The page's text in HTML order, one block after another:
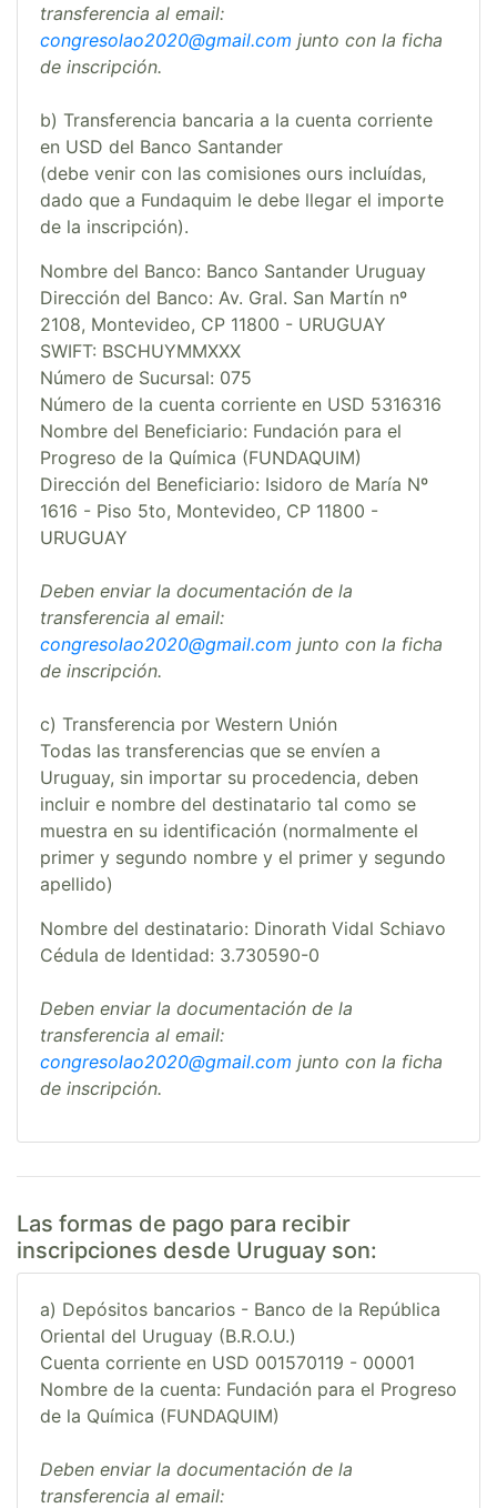
transferencia al email:
congresolao2020@gmail.com junto con la ficha
de inscripción.
b) Transferencia bancaria a la cuenta corriente
en USD del Banco Santander
(debe venir con las comisiones ours incluídas,
dado que a Fundaquim le debe llegar el importe
de la inscripción).
Nombre del Banco: Banco Santander Uruguay
Dirección del Banco: Av. Gral. San Martín nº
2108, Montevideo, CP 11800 - URUGUAY
SWIFT: BSCHUYMMXXX
Número de Sucursal: 075
Número de la cuenta corriente en USD 5316316
Nombre del Beneficiario: Fundación para el
Progreso de la Química (FUNDAQUIM)
Dirección del Beneficiario: Isidoro de María Nº
1616 - Piso 5to, Montevideo, CP 11800 -
URUGUAY
Deben enviar la documentación de la
transferencia al email:
congresolao2020@gmail.com junto con la ficha
de inscripción.
c) Transferencia por Western Unión
Todas las transferencias que se envíen a
Uruguay, sin importar su procedencia, deben
incluir e nombre del destinatario tal como se
muestra en su identificación (normalmente el
primer y segundo nombre y el primer y segundo
apellido)
Nombre del destinatario: Dinorath Vidal Schiavo
Cédula de Identidad: 3.730590-0
Deben enviar la documentación de la
transferencia al email:
congresolao2020@gmail.com junto con la ficha
de inscripción.
Las formas de pago para recibir
inscripciones desde Uruguay son:
a) Depósitos bancarios - Banco de la República
Oriental del Uruguay (B.R.O.U.)
Cuenta corriente en USD 001570119 - 00001
Nombre de la cuenta: Fundación para el Progreso
de la Química (FUNDAQUIM)
Deben enviar la documentación de la
transferencia al email: